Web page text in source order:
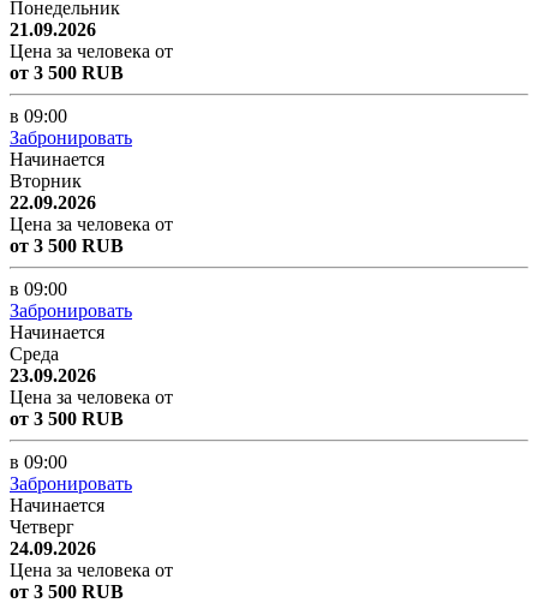
Понедельник
21.09.2026
Цена за человека от
от 3 500 RUB
в 09:00
Забронировать
Начинается
Вторник
22.09.2026
Цена за человека от
от 3 500 RUB
в 09:00
Забронировать
Начинается
Среда
23.09.2026
Цена за человека от
от 3 500 RUB
в 09:00
Забронировать
Начинается
Четверг
24.09.2026
Цена за человека от
от 3 500 RUB